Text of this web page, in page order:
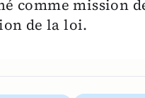
comme mission
de la loi.